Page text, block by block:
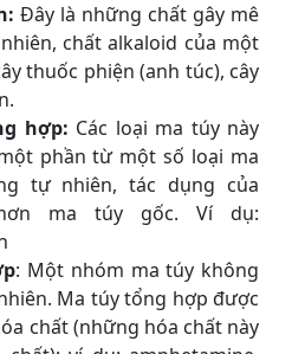
Đây là những chất gây mê
chất alkaloid của một
thuốc phiện (anh túc), cây
hợp: Các loại ma túy này
phần từ một số loại ma
tự nhiên, tác dụng của
ma túy gốc. Ví dụ:
: Một nhóm ma túy không
Ma túy tổng hợp được
chất (những hóa chất này